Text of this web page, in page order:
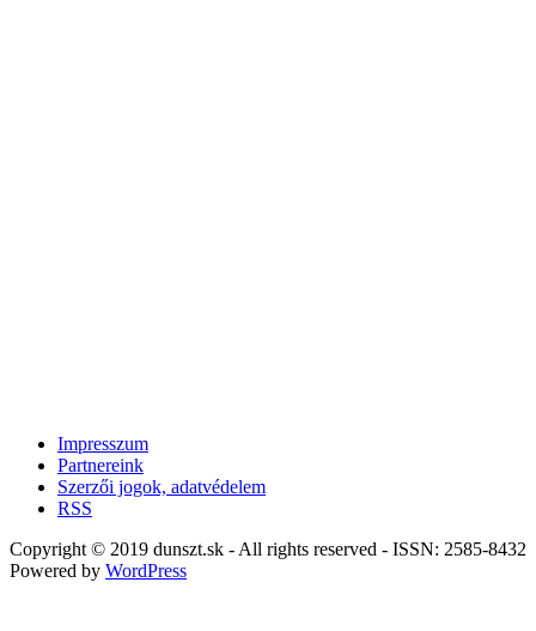
Impresszum
Partnereink
Szerzői jogok, adatvédelem
RSS
Copyright © 2019 dunszt.sk - All rights reserved - ISSN: 2585-8432
Powered by WordPress